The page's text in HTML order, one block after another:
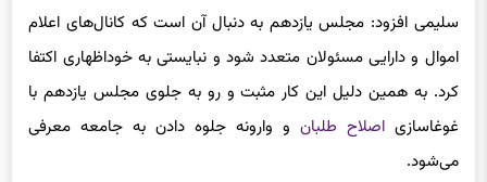
سلیمی افزود: مجلس یازدهم به دنبال آن است که کانال‌های اعلام
اموال و دارایی مسئولان متعدد شود و نبایستی به خوداظهاری اکتفا
کرد. به همین دلیل این کار مثبت و رو به جلوی مجلس یازدهم با
غوغاسازیاصلاح طلبان و وارونه جلوه دادن به جامعه معرفی
می‌شود.